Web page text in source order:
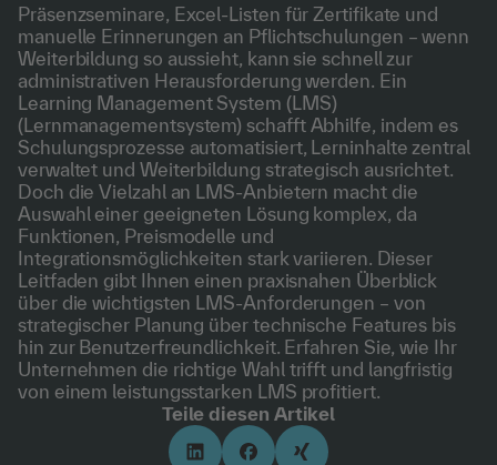
Präsenzseminare, Excel-Listen für Zertifikate und
manuelle Erinnerungen an Pflichtschulungen – wenn
Weiterbildung so aussieht, kann sie schnell zur
administrativen Herausforderung werden. Ein
Learning Management System (LMS)
(Lernmanagementsystem) schafft Abhilfe, indem es
Schulungsprozesse automatisiert, Lerninhalte zentral
verwaltet und Weiterbildung strategisch ausrichtet.
Doch die Vielzahl an LMS-Anbietern macht die
Auswahl einer geeigneten Lösung komplex, da
Funktionen, Preismodelle und
Integrationsmöglichkeiten stark variieren. Dieser
Leitfaden gibt Ihnen einen praxisnahen Überblick
über die wichtigsten LMS-Anforderungen – von
strategischer Planung über technische Features bis
hin zur Benutzerfreundlichkeit. Erfahren Sie, wie Ihr
Unternehmen die richtige Wahl trifft und langfristig
von einem leistungsstarken LMS profitiert.
Teile diesen Artikel